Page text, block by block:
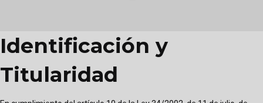
Identificación y
Titularidad